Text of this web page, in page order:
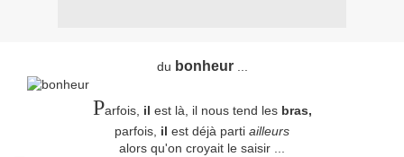
du bonheur...
Parfois, il est là, il nous tend les bras,
parfois, il est déjà parti ailleurs
alors qu'on croyait le saisir ...